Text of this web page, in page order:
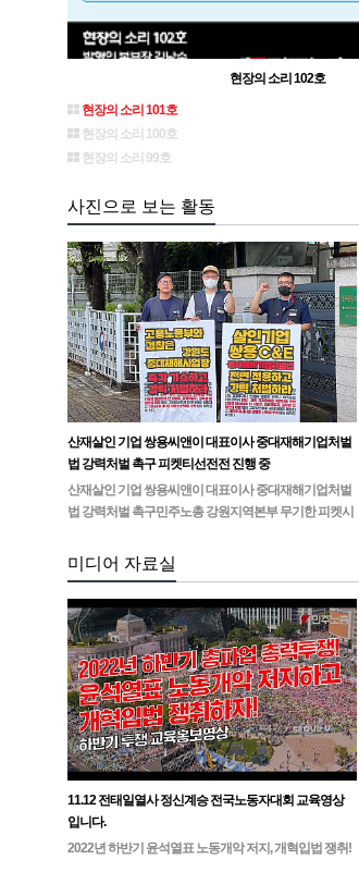
현장의 소리 102호
현장의 소리 101호
현장의 소리 100호
현장의 소리 99호
사진으로 보는 활동
산재살인 기업 쌍용씨앤이 대표이사 중대재해기업처벌
법 강력처벌 촉구 피켓티선전전 진행 중
산재살인 기업 쌍용씨앤이 대표이사 중대재해기업처벌
법 강력처벌 촉구민주노총 강원지역본부 무기한 피켓시
미디어 자료실
11.12 전태일열사 정신계승 전국노동자대회 교육영상
입니다.
2022년 하반기 윤석열표 노동개악 저지, 개혁입법 쟁취!